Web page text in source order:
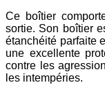
Ce boîtier
sortie. Son boîtier
étanchéité parfaite
une excellente
contre les
les intempéries.